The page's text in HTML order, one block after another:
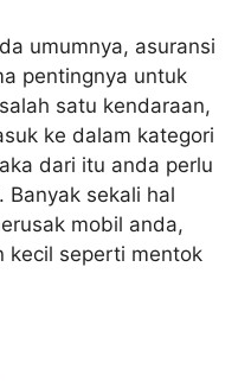
umumnya, asuransi
pentingnya untuk
satu kendaraan,
ke dalam kategori
dari itu anda perlu
Banyak sekali hal
mobil anda,
kecil seperti mentok